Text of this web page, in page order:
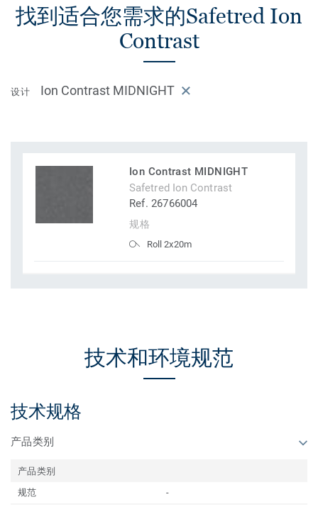
找到适合您需求的Safetred Ion
Contrast
设计 Ion Contrast MIDNIGHT
Ion Contrast MIDNIGHT
Safetred Ion Contrast
Ref. 26766004
规格
Roll 2x20m
技术和环境规范
技术规格
产品类别
产品类别
规范
-